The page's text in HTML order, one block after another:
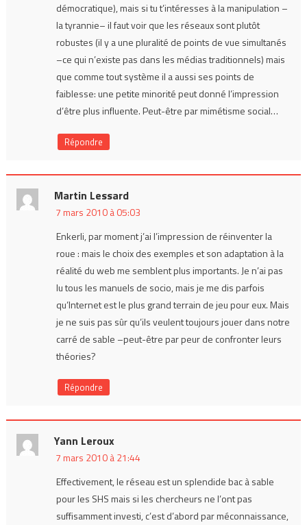
démocratique), mais si tu t’intéresses à la manipulation –
la tyrannie– il faut voir que les réseaux sont plutôt
robustes (il y a une pluralité de points de vue simultanés
–ce qui n’existe pas dans les médias traditionnels) mais
que comme tout système il a aussi ses points de
faiblesse: une petite minorité peut donné l’impression
d’être plus influente. Peut-être par mimétisme social…
Répondre
Martin Lessard
7 mars 2010 à 05:03
Enkerli, par moment j’ai l’impression de réinventer la
roue : mais le choix des exemples et son adaptation à la
réalité du web me semblent plus importants. Je n’ai pas
lu tous les manuels de socio, mais je me dis parfois
qu’Internet est le plus grand terrain de jeu pour eux. Mais
je ne suis pas sûr qu’ils veulent toujours jouer dans notre
carré de sable –peut-être par peur de confronter leurs
théories?
Répondre
Yann Leroux
7 mars 2010 à 21:44
Effectivement, le réseau est un splendide bac à sable
pour les SHS mais si les chercheurs ne l’ont pas
suffisamment investi, c’est d’abord par méconnaissance,